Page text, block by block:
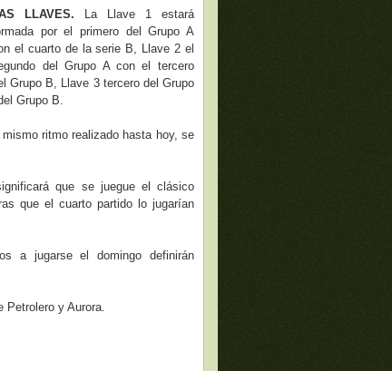
LLAVES. La Llave 1 estará
por el primero del Grupo A
el cuarto de la serie B, Llave 2 el
del Grupo A con el tercero
Grupo B, Llave 3 tercero del Grupo
Grupo B.
ritmo realizado hasta hoy, se
que se juegue el clásico
que el cuarto partido lo jugarían
a jugarse el domingo definirán
y Aurora.